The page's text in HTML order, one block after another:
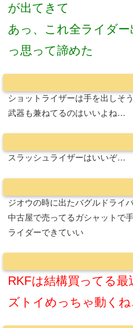
が出てきて
あっ、これ全ライダ
っ思って諦めた
ショットライザーは手を出しそ
武器も兼ねてるのはいいよね…
スラッシュライザーはいいぞ…
ジオウの時に出たバグルドライ
中古屋で売ってるガシャットで
ライダーできていい
RKFは結構買ってる最
ズトイめっちゃ動く